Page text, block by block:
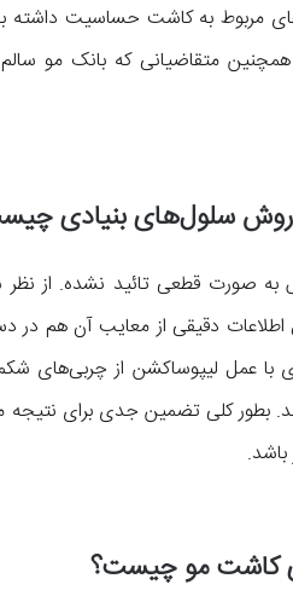
مربوط به کاشت حساسیت داشته
متقاضیانی که بانک مو سالم
سلول‌های بنیادی
اطلاعات دقیقی از معایب آن هم
با عمل لیپوساکشن از چربی‌های
بطور کلی تضمین جدی برای
کاشت مو چیست؟